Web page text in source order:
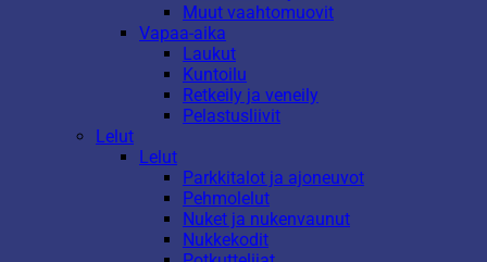
Muut vaahtomuovit
Vapaa-aika
Laukut
Kuntoilu
Retkeily ja veneily
Pelastusliivit
Lelut
Lelut
Parkkitalot ja ajoneuvot
Pehmolelut
Nuket ja nukenvaunut
Nukkekodit